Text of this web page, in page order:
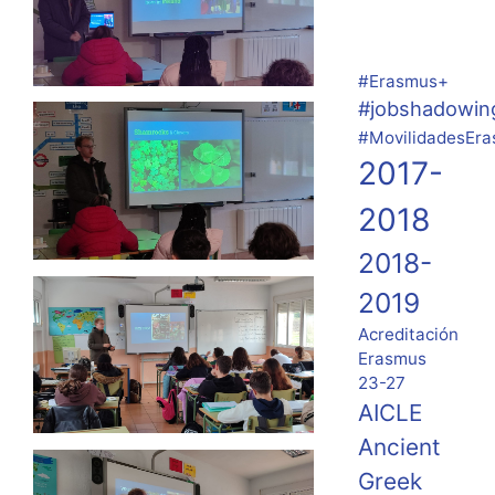
#Erasmus+
2017-
2018
2018-
2019
Acreditación
Erasmus
23-27
AICLE
Ancient
Greek